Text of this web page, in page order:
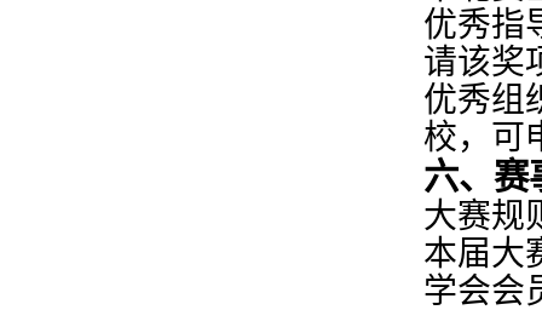
优秀指
请该奖
优秀组
校，可
六、赛
大赛规
本届大
学会会